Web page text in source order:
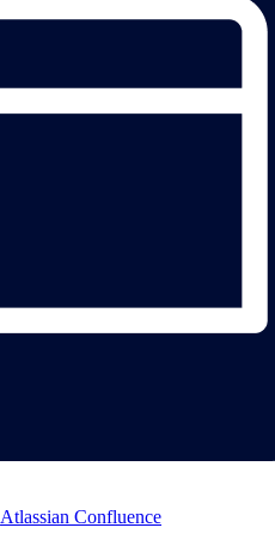
Atlassian Confluence